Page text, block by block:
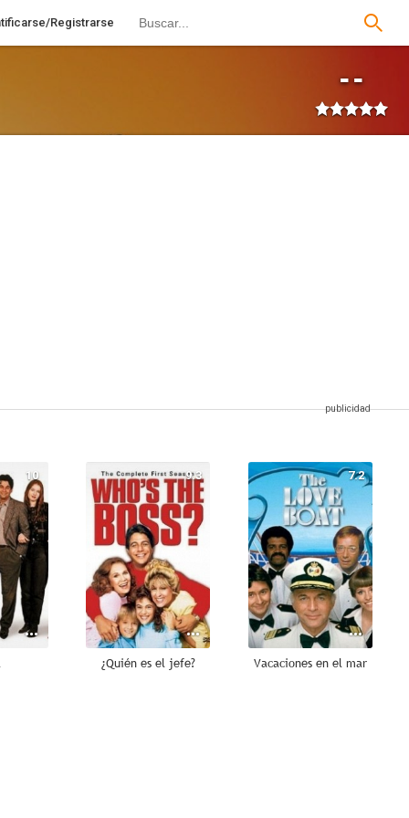
Registrarse
--
10 9.3
¿Quién es el jefe?
7.2
Vacaciones en el mar